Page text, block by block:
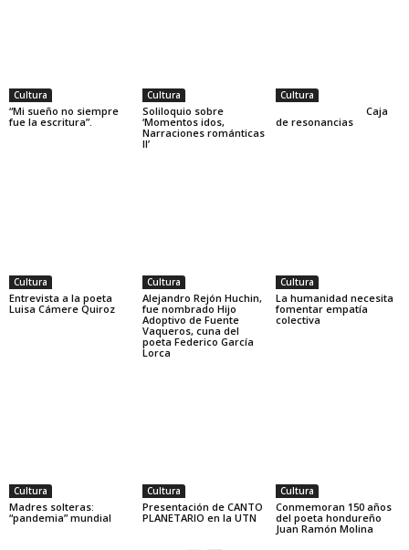
Cultura
“Mi sueño no siempre
fue la escritura”.
Cultura
Soliloquio sobre
‘Momentos idos,
Narraciones románticas
II’
Cultura
Caja
de resonancias
Cultura
Entrevista a la poeta
Luisa Cámere Quiroz
Cultura
Alejandro Rejón Huchin,
fue nombrado Hijo
Adoptivo de Fuente
Vaqueros, cuna del
poeta Federico García
Lorca
Cultura
La humanidad necesita
fomentar empatía
colectiva
Cultura
Madres solteras:
“pandemia” mundial
Cultura
Presentación de CANTO
PLANETARIO en la UTN
Cultura
Conmemoran 150 años
del poeta hondureño
Juan Ramón Molina